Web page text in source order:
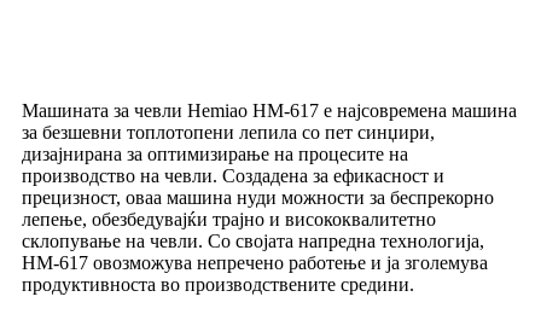
Машината за чевли Hemiao HM-617 е најсовремена машина
за безшевни топлотопени лепила со пет синџири,
дизајнирана за оптимизирање на процесите на
производство на чевли. Создадена за ефикасност и
прецизност, оваа машина нуди можности за беспрекорно
лепење, обезбедувајќи трајно и висококвалитетно
склопување на чевли. Со својата напредна технологија,
HM-617 овозможува непречено работење и ја зголемува
продуктивноста во производствените средини.